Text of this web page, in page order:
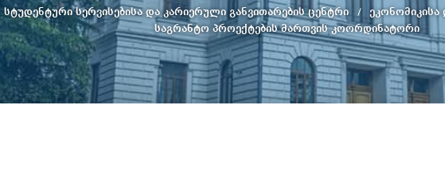
სტუდენტური სერვისებისა და კარიერული განვითარების ცენტრი
ეკონომიკისა
საგრანტო პროექტების მართვის კოორდინატორი